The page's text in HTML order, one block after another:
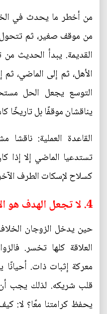
من أخطر ما يحدث في
من موقف صغير، ثم
القديمة. يبدأ الحديث
الأهل، ثم إلى الماضي،
التوسع يجعل الحل
يناقشان موقفًا بل تاريخًا
القاعدة العملية:
تستدعيا الماضي إلا إذا
كسلاح لإسكات الطرف
4. لا تجعل الهدف هو الانتصار
حين يدخل الزوجان
العلاقة كلها تخسر.
معركة إثبات ذات.
قلب شريكه. لذلك يجب
يحفظ كرامتنا معًا؟ لا: